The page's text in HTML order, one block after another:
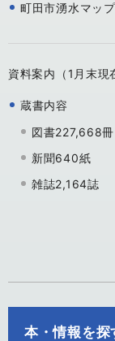
町田市湧水マッ
資料案内（1月末現
蔵書内容
図書227,668冊
新聞640紙
雑誌2,164誌
本・情報を探